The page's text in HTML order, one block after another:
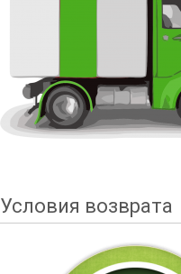
Условия возврата